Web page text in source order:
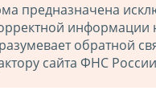
предназначена
информации
обратной
сайта ФНС